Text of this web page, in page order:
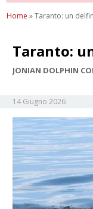
Home »Taranto: un
Taranto:
JONIAN DOLPHIN
14 Giugno 2026